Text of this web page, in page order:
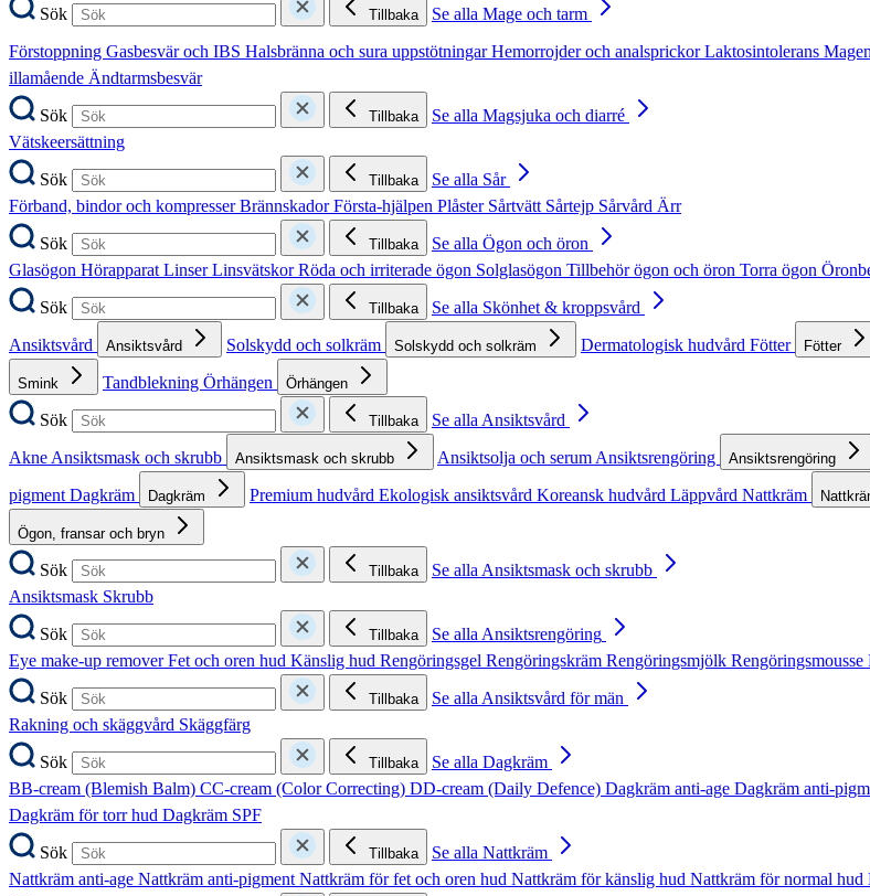
Sök
Tillbaka
Se alla Mage och tarm
Förstoppning Gasbesvär och IBS Halsbränna och sura uppstötningarHemorrojder och analsprickorLaktosintolerans
illamående Ändtarmsbesvär
Sök
Tillbaka
Se alla Magsjuka och diarré
Vätskeersättning
Sök
Tillbaka
Se alla Sår
Förband, bindor och kompresserBrännskadorFörsta-hjälpen Plåster Sårtvätt Sårtejp Sårvård Ärr
Sök
Tillbaka
Se alla Ögon och öron
Glasögon Hörapparat LinserLinsvätskorRöda och irriterade ögon Solglasögon Tillbehör ögon och öron Torra ögon
Sök
Tillbaka
Se alla Skönhet & kroppsvård
Ansiktsvård
Ansiktsvård Solskydd och solkräm Solskydd och solkräm Dermatologisk hudvård Fötter Fötter
Smink Tandblekning Örhängen Örhängen
Sök Tillbaka
Se alla Ansiktsvård
Akne Ansiktsmask och skrubb Ansiktsmask och skrubb Ansiktsolja och serum Ansiktsrengöring Ansiktsrengöring
pigment Dagkräm Dagkräm Premium hudvård Ekologisk ansiktsvård Koreansk hudvård Läppvård Nattkräm
Ögon, fransar och bryn
Sök Tillbaka
Se alla Ansiktsmask och skrubb
Ansiktsmask Skrubb
Sök
Tillbaka
Se alla Ansiktsrengöring
Eye make-up removerFet och oren hud Känslig hud Rengöringsgel Rengöringskräm Rengöringsmjölk Rengöringsmousse
Sök
Tillbaka
Se alla Ansiktsvård för män
Rakning och skäggvård Skäggfärg
Sök
Tillbaka
Se alla Dagkräm
BB-cream (Blemish Balm) CC-cream (Color Correcting) DD-cream (Daily Defence) Dagkräm anti-age Dagkräm anti-
Dagkräm för torr hud Dagkräm SPF
Sök
Tillbaka
Se alla Nattkräm
Nattkräm anti-age Nattkräm anti-pigment Nattkräm för fet och oren hud Nattkräm för känslig hud Nattkräm för normal hud